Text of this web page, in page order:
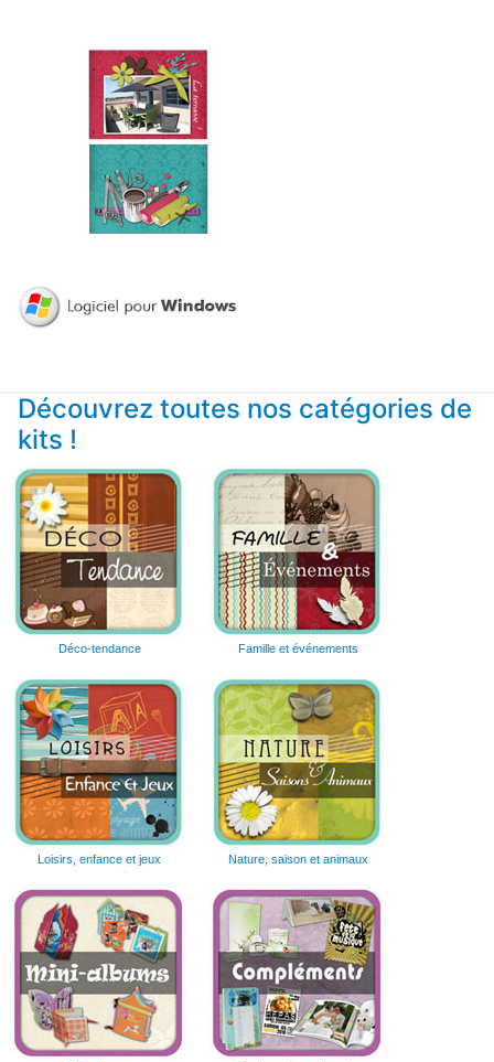
Découvrez toutes nos catégories de
kits !
Déco-tendance Famille et événements
Loisirs, enfance et jeux Nature, saison et animaux